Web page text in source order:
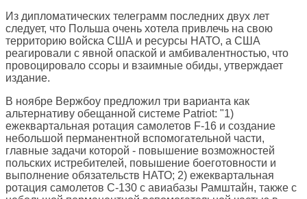
Из дипломатических телеграмм последних двух лет
следует, что Польша очень хотела привлечь на свою
территорию войска США и ресурсы НАТО, а США
реагировали с явной опаской и амбивалентностью, что
провоцировало ссоры и взаимные обиды, утверждает
издание.
В ноябре Вержбоу предложил три варианта как
альтернативу обещанной системе Patriot: "1)
ежеквартальная ротация самолетов F-16 и создание
небольшой перманентной вспомогательной части,
главные задачи которой - повышение возможностей
польских истребителей, повышение боеготовности и
выполнение обязательств НАТО; 2) ежеквартальная
ротация самолетов C-130 с авиабазы Рамштайн, также с